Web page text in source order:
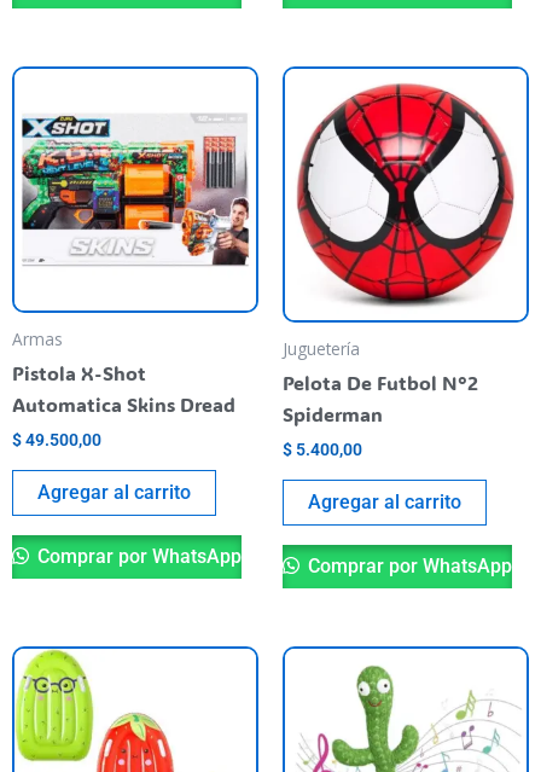
Armas
Pistola X-Shot
Automatica Skins Dread
$49.500,00
Agregar al carrito
Comprar por WhatsApp
Juguetería
Pelota De Futbol N°2
Spiderman
$ 5.400,00
Agregar al carrito
Comprar por WhatsApp
Este
varias